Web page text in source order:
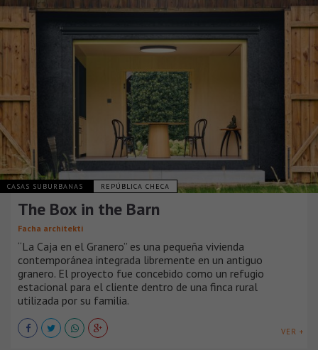
CASAS SUBURBANAS REPÚBLICA CHECA
The Box in the Barn
Facha architekti
“La Caja en el Granero” es una pequeña vivienda
contemporánea integrada libremente en un antiguo
granero. El proyecto fue concebido como un refugio
estacional para el cliente dentro de una finca rural
utilizada por su familia.
VER +